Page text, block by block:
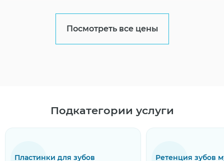
Посмотреть все цены
Подкатегории услуги
Ретенция зубов мудрости Ретейнеры